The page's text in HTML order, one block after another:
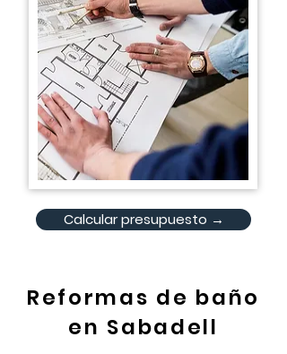
Calcular presupuesto →
Reformas de baño
en Sabadell